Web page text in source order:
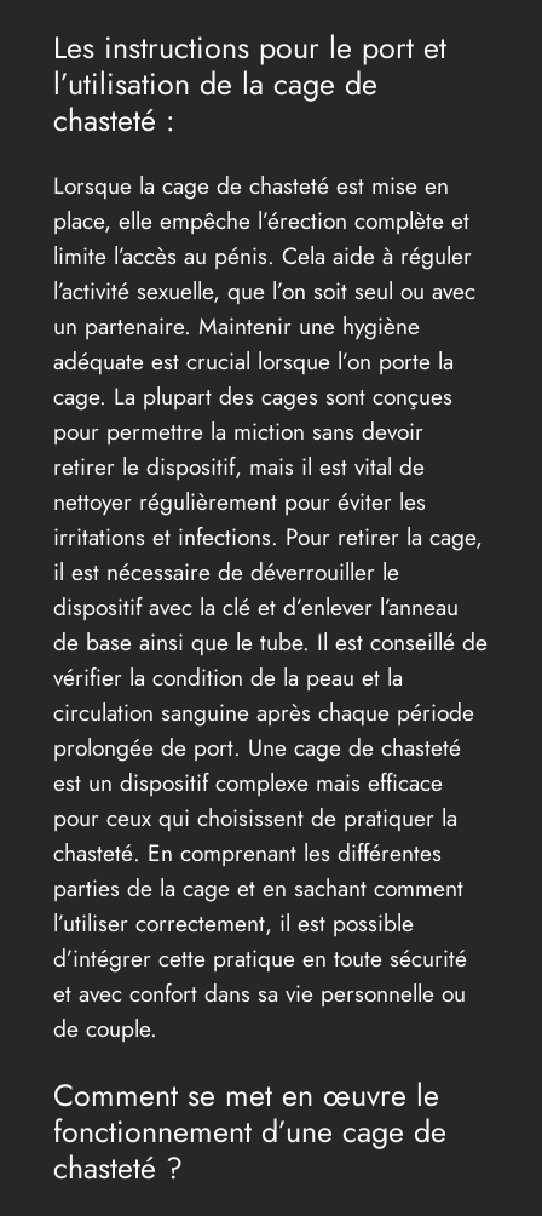
Les instructions pour le port et
l’utilisation de la cage de
chasteté :
Lorsque la cage de chasteté est mise en
place, elle empêche l’érection complète et
limite l’accès au pénis. Cela aide à réguler
l’activité sexuelle, que l’on soit seul ou avec
un partenaire. Maintenir une hygiène
adéquate est crucial lorsque l’on porte la
cage. La plupart des cages sont conçues
pour permettre la miction sans devoir
retirer le dispositif, mais il est vital de
nettoyer régulièrement pour éviter les
irritations et infections. Pour retirer la cage,
il est nécessaire de déverrouiller le
dispositif avec la clé et d’enlever l’anneau
de base ainsi que le tube. Il est conseillé de
vérifier la condition de la peau et la
circulation sanguine après chaque période
prolongée de port. Une cage de chasteté
est un dispositif complexe mais efficace
pour ceux qui choisissent de pratiquer la
chasteté. En comprenant les différentes
parties de la cage et en sachant comment
l’utiliser correctement, il est possible
d’intégrer cette pratique en toute sécurité
et avec confort dans sa vie personnelle ou
de couple.
Comment se met en œuvre le
fonctionnement d’une cage de
chasteté ?